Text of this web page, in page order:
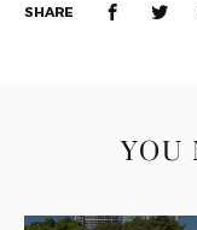
SHARE
YOU